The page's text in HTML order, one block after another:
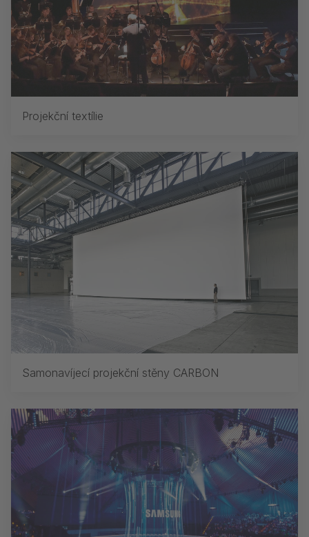
Projekční textílie
Samonavíjecí projekční stěny CARBON